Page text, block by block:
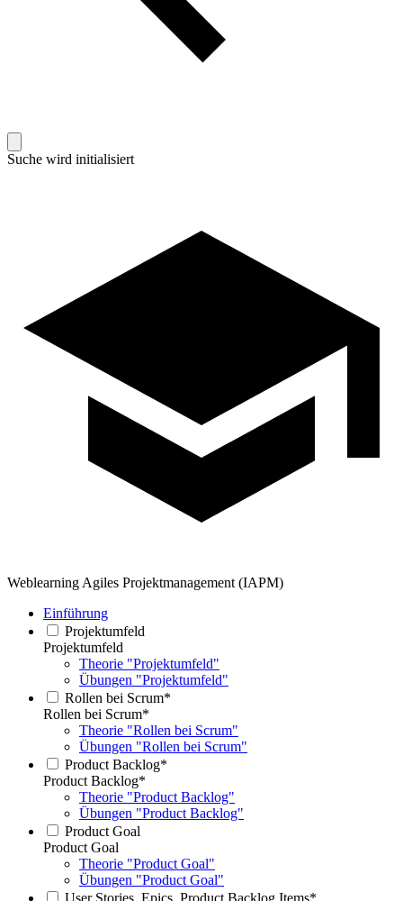
Suche wird initialisiert
Weblearning Agiles Projektmanagement (IAPM)
Einführung
Projektumfeld
Projektumfeld
Theorie "Projektumfeld"
Übungen "Projektumfeld"
Rollen bei Scrum*
Rollen bei Scrum*
Theorie "Rollen bei Scrum"
Übungen "Rollen bei Scrum"
Product Backlog*
Product Backlog*
Theorie "Product Backlog"
Übungen "Product Backlog"
Product Goal
Product Goal
Theorie "Product Goal"
Übungen "Product Goal"
User Stories, Epics, Product Backlog Items*